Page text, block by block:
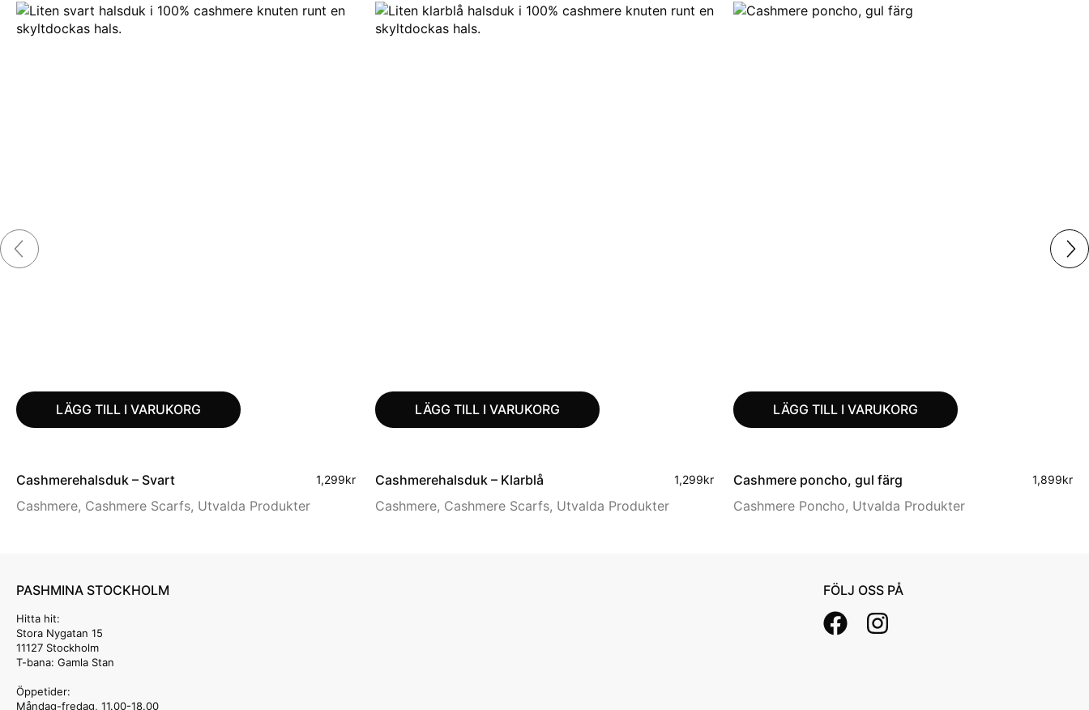
LÄGG TILL I VARUKORG
Cashmerehalsduk – Svart 1,299kr
Cashmere, Cashmere Scarfs, Utvalda Produkter
LÄGG TILL I VARUKORG
Cashmerehalsduk – Klarblå 1,299kr
Cashmere, Cashmere Scarfs, Utvalda Produkter
LÄGG TILL I VARUKORG
Cashmere poncho, gul färg 1,899kr
Cashmere Poncho, Utvalda Produkter
PASHMINA STOCKHOLM
Hitta hit:
Stora Nygatan 15
11127 Stockholm
T-bana: Gamla Stan
Öppetider:
Måndag-fredag, 11.00-18.00
FÖLJ OSS PÅ